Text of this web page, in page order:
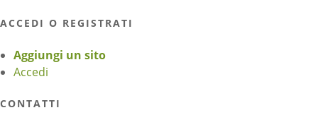
ACCEDI O REGISTRATI
Aggiungi un sito
Accedi
CONTATTI